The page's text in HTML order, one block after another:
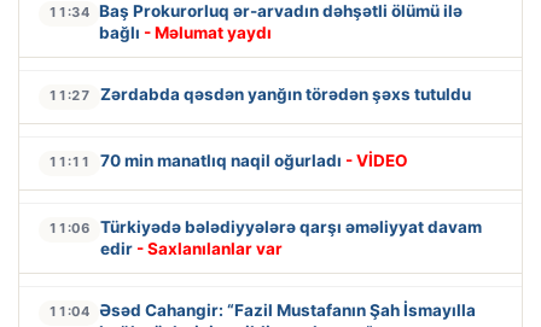
11:34 Baş Prokurorluq ər-arvadın dəhşətli ölümü ilə
bağlı - Məlumat yaydı
11:27 Zərdabda qəsdən yanğın törədən şəxs tutuldu
11:11 70 min manatlıq naqil oğurladı - VİDEO
11:06
Türkiyədə bələdiyyələrə qarşı əməliyyat davam
edir - Saxlanılanlar var
11:04
Əsəd Cahangir: “Fazil Mustafanın Şah İsmayılla